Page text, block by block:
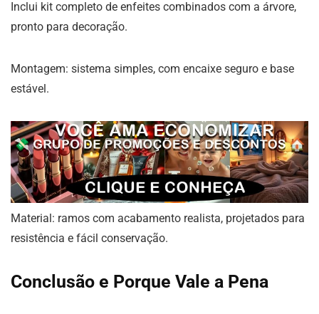
Inclui kit completo de enfeites combinados com a árvore,
pronto para decoração.
Montagem: sistema simples, com encaixe seguro e base
estável.
Material: ramos com acabamento realista, projetados para
resistência e fácil conservação.
Conclusão e Porque Vale a Pena